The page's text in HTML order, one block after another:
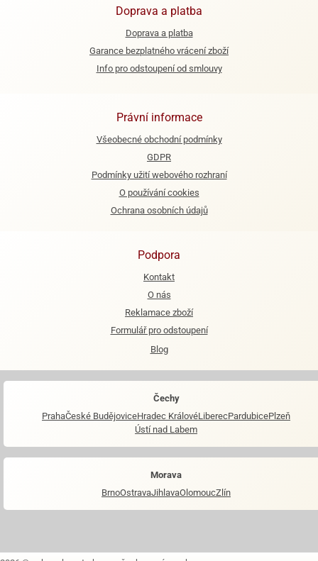
Doprava a platba
Doprava a platba
Garance bezplatného vrácení zboží
Info pro odstoupení od smlouvy
Právní informace
Všeobecné obchodní podmínky
GDPR
Podmínky užití webového rozhraní
O používání cookies
Ochrana osobních údajů
Podpora
Kontakt
O nás
Reklamace zboží
Formulář pro odstoupení
Blog
Čechy
PrahaČeské BudějoviceHradec KrálovéLiberecPardubicePlzeň
Ústí nad Labem
Morava
BrnoOstravaJihlavaOlomoucZlín